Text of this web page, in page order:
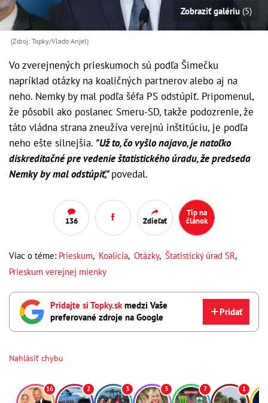
Zobraziť galériu (5)
(Zdroj: Topky/Vlado Anjel)
Vo zverejnených prieskumoch sú podľa Šimečku
napríklad otázky na koaličných partnerov alebo aj na
neho. Nemky by mal podľa šéfa PS odstúpiť. Pripomenul,
že pôsobil ako poslanec Smeru-SD, takže podozrenie, že
táto vládna strana zneužíva verejnú inštitúciu, je podľa
neho ešte silnejšia. "Už to, čo vyšlo najavo, je natoľko
diskreditačné pre vedenie štatistického úradu, že predseda
Nemky by mal odstúpiť,"povedal.
136 Zdieľať
Tip na
článok
Viac o téme: Prieskum, Koalícia, Otázky, Štatistický úrad SR,
Prieskum verejnej mienky
Pridajte si Topky.skmedzi Vaše
preferované zdroje na Google
Pridať
Nahlásiť chybu
16 2 3 3 7 1